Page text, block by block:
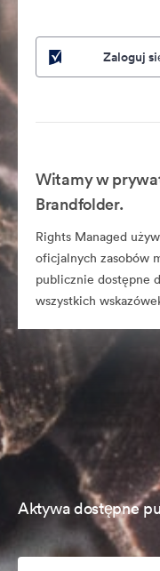
Zaloguj
Witamy w
Brandfolder.
Rights Managed
oficjalnych zasobów
publicznie dostępne
wszystkich
Aktywa dostępne